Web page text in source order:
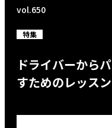
vol.650
特集
ドライバーから
すためのレッス